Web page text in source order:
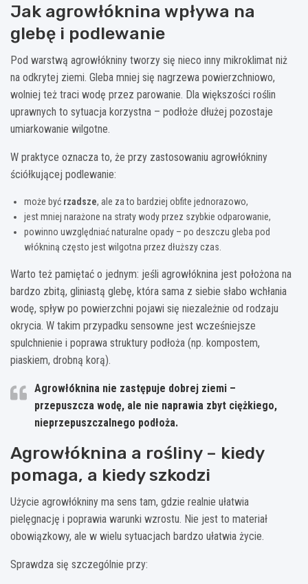
Jak agrowłóknina wpływa na
glebę i podlewanie
Pod warstwą agrowłókniny tworzy się nieco inny mikroklimat niż
na odkrytej ziemi. Gleba mniej się nagrzewa powierzchniowo,
wolniej też traci wodę przez parowanie. Dla większości roślin
uprawnych to sytuacja korzystna – podłoże dłużej pozostaje
umiarkowanie wilgotne.
W praktyce oznacza to, że przy zastosowaniu agrowłókniny
ściółkującej podlewanie:
może być rzadsze, ale za to bardziej obfite jednorazowo,
jest mniej narażone na straty wody przez szybkie odparowanie,
powinno uwzględniać naturalne opady – po deszczu gleba pod
włókniną często jest wilgotna przez dłuższy czas.
Warto też pamiętać o jednym: jeśli agrowłóknina jest położona na
bardzo zbitą, gliniastą glebę, która sama z siebie słabo wchłania
wodę, spływ po powierzchni pojawi się niezależnie od rodzaju
okrycia. W takim przypadku sensowne jest wcześniejsze
spulchnienie i poprawa struktury podłoża (np. kompostem,
piaskiem, drobną korą).
Agrowłóknina nie zastępuje dobrej ziemi –
przepuszcza wodę, ale nie naprawia zbyt ciężkiego,
nieprzepuszczalnego podłoża.
Agrowłóknina a rośliny – kiedy
pomaga, a kiedy szkodzi
Użycie agrowłókniny ma sens tam, gdzie realnie ułatwia
pielęgnację i poprawia warunki wzrostu. Nie jest to materiał
obowiązkowy, ale w wielu sytuacjach bardzo ułatwia życie.
Sprawdza się szczególnie przy: